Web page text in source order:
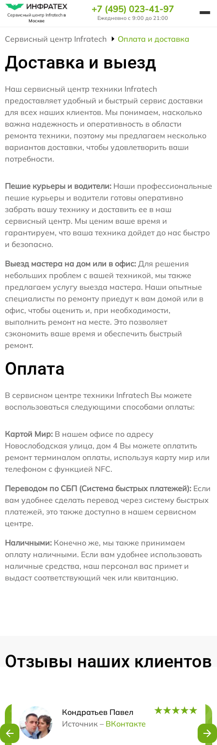
Сервисный центр Infratechв
Москве
+7 (495) 023-41-97
Ежедневно с 9:00 до 21:00
Сервисный центр Infratech Оплата и доставка
Доставка и выезд
Наш сервисный центр техники Infratech
предоставляет удобный и быстрый сервис доставки
для всех наших клиентов. Мы понимаем, насколько
важна надежность и оперативность в области
ремонта техники, поэтому мы предлагаем несколько
вариантов доставки, чтобы удовлетворить ваши
потребности.
Пешие курьеры и водители: Наши профессиональные
пешие курьеры и водители готовы оперативно
забрать вашу технику и доставить ее в наш
сервисный центр. Мы ценим ваше время и
гарантируем, что ваша техника дойдет до нас быстро
и безопасно.
Выезд мастера на дом или в офис: Для решения
небольших проблем с вашей техникой, мы также
предлагаем услугу выезда мастера. Наши опытные
специалисты по ремонту приедут к вам домой или в
офис, чтобы оценить и, при необходимости,
выполнить ремонт на месте. Это позволяет
сэкономить ваше время и обеспечить быстрый
ремонт.
Оплата
В сервисном центре техники Infratech Вы можете
воспользоваться следующими способами оплаты:
Картой Мир: В нашем офисе по адресу
Новослободская улица, дом 4 Вы можете оплатить
ремонт терминалом оплаты, используя карту мир или
телефоном с функцией NFC.
Переводом по СБП (Система быстрых платежей): Если
вам удобнее сделать перевод через систему быстрых
платежей, это также доступно в нашем сервисном
центре.
Наличными: Конечно же, мы также принимаем
оплату наличными. Если вам удобнее использовать
наличные средства, наш персонал вас примет и
выдаст соответствующий чек или квитанцию.
Отзывы наших клиентов
Кондратьев Павел
Источник – ВКонтакте
Нужна консультация?